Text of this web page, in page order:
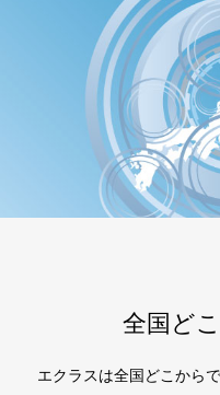
全国ど
エクラスは全国どこから